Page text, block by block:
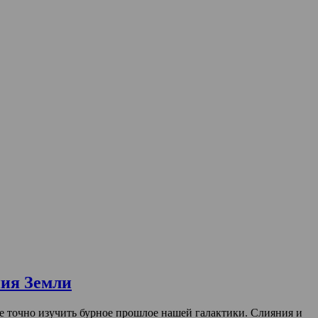
Земли
изучить бурное прошлое нашей галактики. Слияния и